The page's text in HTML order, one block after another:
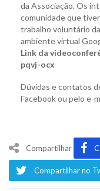
da Associação. Os
comunidade que
trabalho voluntário
ambiente virtual
Link da
pqvj-ocx
Dúvidas e contatos
Facebook ou pelo e-
Compartilhar
Compartilhar no